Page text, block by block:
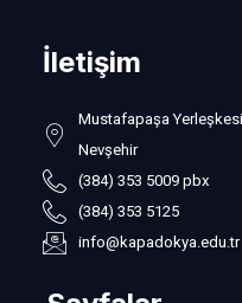
İletişim
Mustafapaşa
Nevşehir
(384) 353 5009 pbx
(384) 353 5125
info@kapadokya.edu.tr